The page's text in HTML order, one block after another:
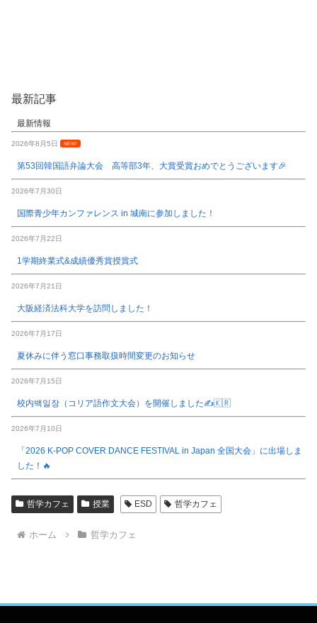
最新記事
最新情報
2026年8月5日 NEW!
第53回韓国語弁論大会 高等部3年、大賞受賞おめでとうございます🎉
2026年7月30日
国際青少年カンファレンス in 城南に参加しました！
2026年7月22日
1学期終業式&成績優秀賞授賞式
2026年7月21日
大阪経済法科大学を訪問しました！
2026年7月17日
夏休みに伴う窓口事務取扱時間変更のお知らせ
2026年7月15日
校内백일장（コリア語作文大会）を開催しました✍️🇰🇷
2026年7月10日
「2026 K-POP COVER DANCE FESTIVAL in Japan 全国大会」に出場しま
した！🔥
哲学カフェ 授業 ESD 哲学カフェ
ホーム 哲学カフェ